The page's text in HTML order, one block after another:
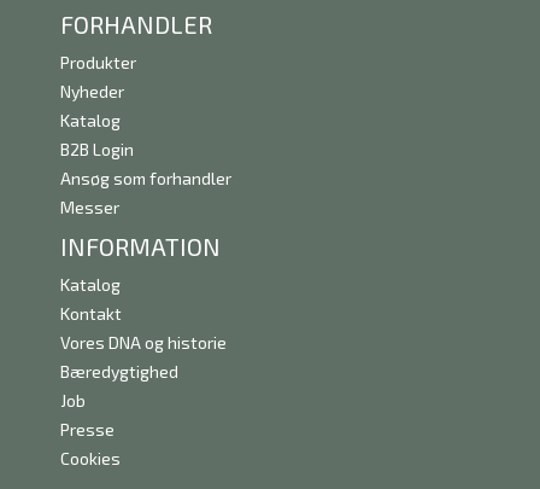
FORHANDLER
Produkter
Nyheder
Katalog
B2B Login
Ansøg som forhandler
Messer
INFORMATION
Katalog
Kontakt
Vores DNA og historie
Bæredygtighed
Job
Presse
Cookies